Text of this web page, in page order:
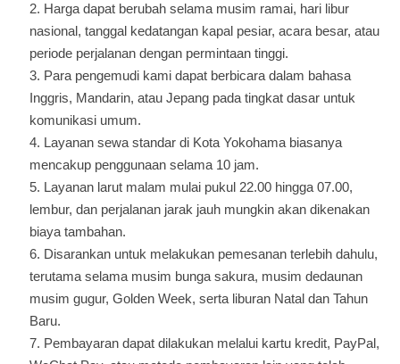
Harga dapat berubah selama musim ramai, hari libur
nasional, tanggal kedatangan kapal pesiar, acara besar, atau
periode perjalanan dengan permintaan tinggi.
Para pengemudi kami dapat berbicara dalam bahasa
Inggris, Mandarin, atau Jepang pada tingkat dasar untuk
komunikasi umum.
Layanan sewa standar di Kota Yokohama biasanya
mencakup penggunaan selama 10 jam.
Layanan larut malam mulai pukul 22.00 hingga 07.00,
lembur, dan perjalanan jarak jauh mungkin akan dikenakan
biaya tambahan.
Disarankan untuk melakukan pemesanan terlebih dahulu,
terutama selama musim bunga sakura, musim dedaunan
musim gugur, Golden Week, serta liburan Natal dan Tahun
Baru.
Pembayaran dapat dilakukan melalui kartu kredit, PayPal,